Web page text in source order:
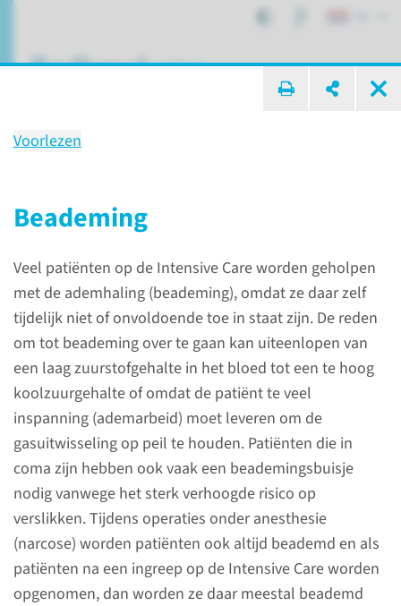
Voorlezen
Beademing
Veel patiënten op de Intensive Care worden geholpen
met de ademhaling (beademing), omdat ze daar zelf
tijdelijk niet of onvoldoende toe in staat zijn. De reden
om tot beademing over te gaan kan uiteenlopen van
een laag zuurstofgehalte in het bloed tot een te hoog
koolzuurgehalte of omdat de patiënt te veel
inspanning (ademarbeid) moet leveren om de
gasuitwisseling op peil te houden. Patiënten die in
coma zijn hebben ook vaak een beademingsbuisje
nodig vanwege het sterk verhoogde risico op
verslikken. Tijdens operaties onder anesthesie
(narcose) worden patiënten ook altijd beademd en als
patiënten na een ingreep op de Intensive Care worden
opgenomen, dan worden ze daar meestal beademd
Afdelingen, specialismen en zorglocaties
Intensive Care
Zorg en behandeling op de IC-MC
Voorlezen
Patiënten krijgen op de Intensive Care extra zorg
en speciale bewaking. Waar nodig ondersteunen
we de belangrijke lichaamsfuncties, zoals
ademhaling of bloedsomloop, met speciale
apparatuur. Gespecialiseerde artsen en
verpleegkundigen doen er alles aan om de
patiënt zo goed mogelijk door een kritieke, soms
levensbedreigende fase heen te helpen.